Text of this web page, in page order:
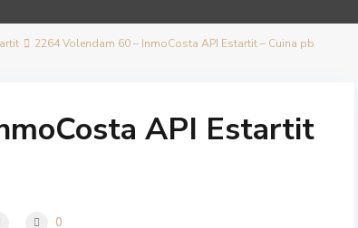
2264 Volendam 60 – InmoCosta API Estartit – Cuina pb
API Estartit
0